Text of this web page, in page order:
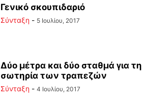
Γενικό σκουπιδαριό
Σύνταξη - 5 Ιουλίου, 2017
Δύο μέτρα και δύο σταθμά για τη
σωτηρία των τραπεζών
Σύνταξη - 4 Ιουλίου, 2017